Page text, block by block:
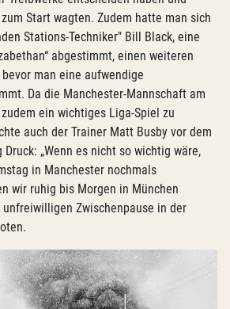
Start wagten. Zudem hatte man sich
Stations-Techniker" Bill Black, eine
abgestimmt, einen weiteren
man eine aufwendige
Da die Manchester-Mannschaft am
ein wichtiges Liga-Spiel zu
auch der Trainer Matt Busby vor dem
„Wenn es nicht so wichtig wäre,
in Manchester nochmals
wir ruhig bis Morgen in München
unfreiwilligen Zwischenpause in der